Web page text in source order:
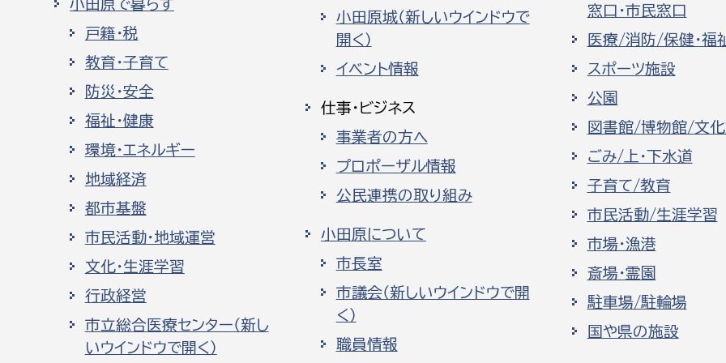
建築課
上下水道局
経営総務課
給排水業務課
水道整備課
下水道整備課
浄水管理課
教育部
教育総務課
選挙管理委員会事務
農業委員会事務局
農業委員会事務局
議会局
議会総務課
小田原で暮らす
戸籍・税
教育・子育て
防災・安全
福祉・健康
環境・エネルギー
地域経済
都市基盤
市民活動・地域運営
文化・生涯学習
行政経営
市立総合医療センター（新し
いウインドウで開く）
小田原城（新しいウインドウで
開く）
イベント情報
仕事・ビジネス
事業者の方へ
プロポーザル情報
公民連携の取り組み
小田原について
市長室
市議会（新しいウインドウで開
く）
職員情報
窓口・市民窓口
医療/消防/保健・福
スポーツ施設
公園
図書館/博物館/文
ごみ/上・下水道
子育て/教育
市民活動/生涯学習
市場・漁港
斎場・霊園
駐車場/駐輪場
国や県の施設